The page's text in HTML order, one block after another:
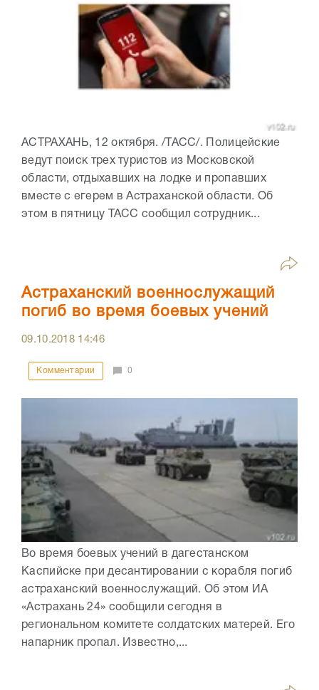
АСТРАХАНЬ, 12 октября. /ТАСС/. Полицейские
ведут поиск трех туристов из Московской
области, отдыхавших на лодке и пропавших
вместе с егерем в Астраханской области. Об
этом в пятницу ТАСС сообщил сотрудник...
Астраханский военнослужащий
погиб во время боевых учений
09.10.2018 14:46
Комментарии 0
Во время боевых учений в дагестанском
Каспийске при десантировании с корабля погиб
астраханский военнослужащий. Об этом ИА
«Астрахань 24» сообщили сегодня в
региональном комитете солдатских матерей. Его
напарник пропал. Известно,...